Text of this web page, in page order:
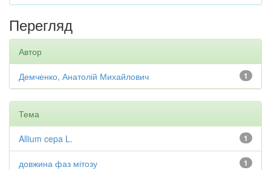
Перегляд
Автор
1
Демченко, Анатолій Михайлович
Тема
1
Allium cepa L.
1
довжина фаз мітозу